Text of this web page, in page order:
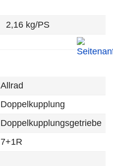
2,16 kg/PS
Allrad
Doppelkupplung
Doppelkupplungsgetriebe
7+1R